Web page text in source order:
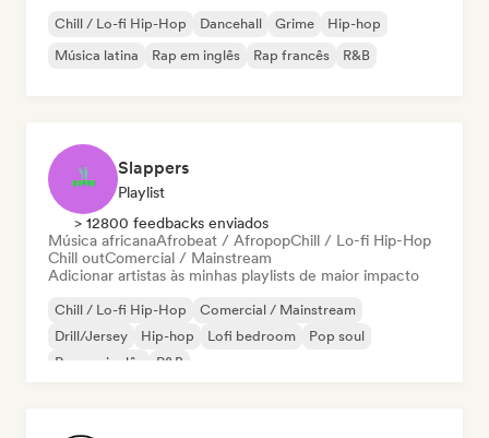
Chill / Lo-fi Hip-Hop Dancehall Grime
Hip-hop
Música latina
Rap em inglês Rap francês R&B
Slappers
Playlist
> 12800 feedbacks enviados
Música africanaAfrobeat / AfropopChill / Lo-fi Hip-Hop
Chill outComercial / Mainstream
Adicionar artistas às minhas playlists de maior impacto
Chill / Lo-fi Hip-Hop
Comercial / Mainstream
Drill/Jersey
Hip-hop Lofi bedroom
Pop soul
Rap em inglês
R&B